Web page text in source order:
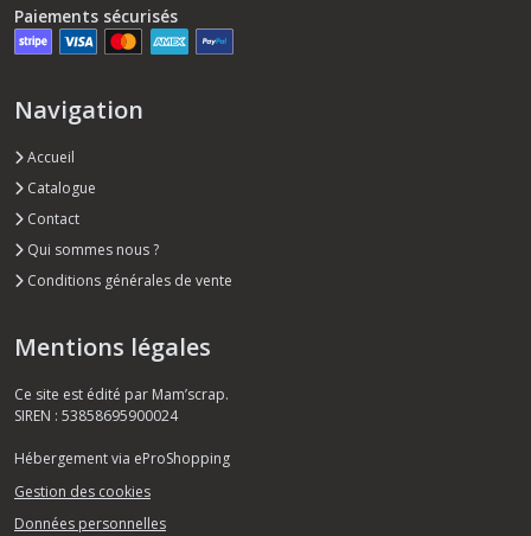
Paiements sécurisés
Navigation
Accueil
Catalogue
Contact
Qui sommes nous ?
Conditions générales de vente
Mentions légales
Ce site est édité par Mam’scrap.
SIREN : 53858695900024
Hébergement via eProShopping
Gestion des cookies
Données personnelles